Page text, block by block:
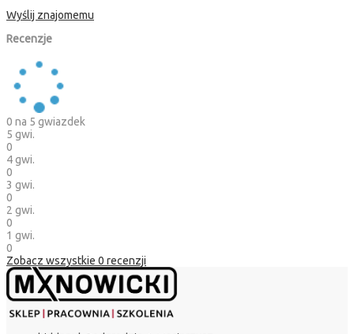
Wyślij znajomemu
Recenzje
0 na 5 gwiazdek
5 gwi.
0
4 gwi.
0
3 gwi.
0
2 gwi.
0
1 gwi.
0
Zobacz wszystkie 0 recenzji